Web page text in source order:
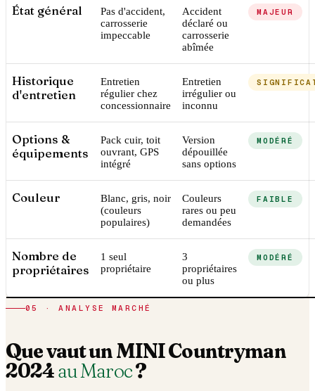
État général
Pas d'accident,
carrosserie
impeccable
Accident
déclaré ou
carrosserie
abîmée
MAJEUR
Historique
d'entretien
Entretien
régulier chez
concessionnaire
Entretien
irrégulier ou
inconnu
Options &
équipements
Pack cuir, toit
ouvrant, GPS
intégré
Version
dépouillée
sans options
MODÉRÉ
Couleur
Blanc, gris, noir
(couleurs
populaires)
Couleurs
rares ou peu
demandées
FAIBLE
Nombre de
propriétaires
1 seul
propriétaire
3
propriétaires
ou plus
MODÉRÉ
05 · ANALYSE MARCHÉ
Que vaut unMINICountryman
2024au Maroc?